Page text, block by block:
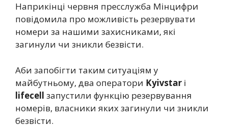
Наприкінці червня пресслужба Мінцифри
повідомила про можливість резервувати
номери за нашими захисниками, які
загинули чи зникли безвісти.
Аби запобігти таким ситуаціям у
майбутньому, два оператори Kyivstar і
lifecell запустили функцію резервування
номерів, власники яких загинули чи зникли
безвісти.